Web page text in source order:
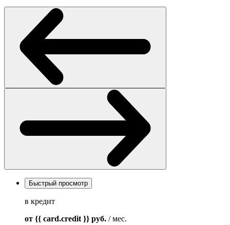
Быстрый просмотр
в кредит
от {{ card.credit }} руб. / мес.